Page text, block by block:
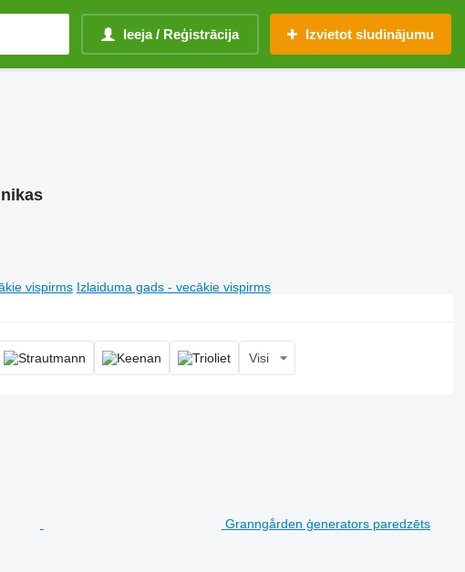
Ieeja / Reģistrācija Izvietot sludinājumu
vispirms Izlaiduma gads - vecākie vispirms
Visi
Granngården ģenerators paredzēts